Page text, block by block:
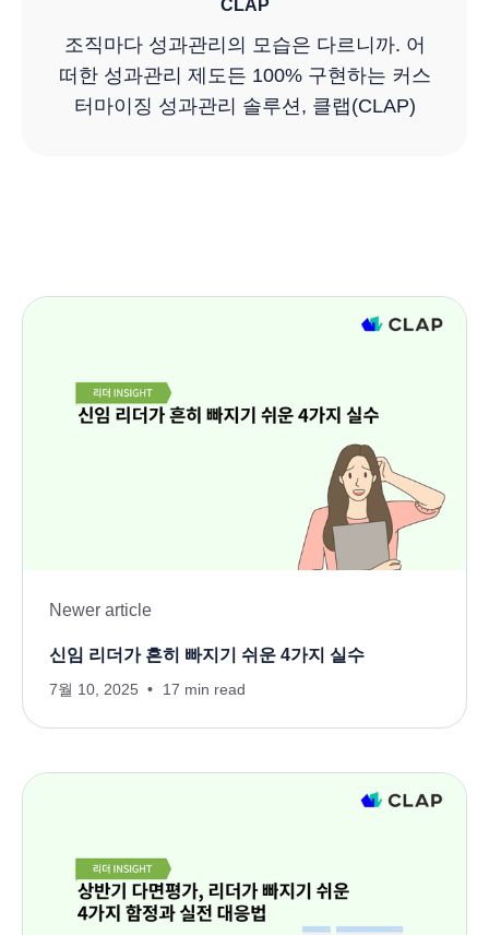
CLAP
조직마다 성과관리의 모습은 다르니까. 어
떠한 성과관리 제도든 100% 구현하는 커스
터마이징 성과관리 솔루션, 클랩(CLAP)
Newer article
신임 리더가 흔히 빠지기 쉬운 4가지 실수
7월 10, 2025 17 min read